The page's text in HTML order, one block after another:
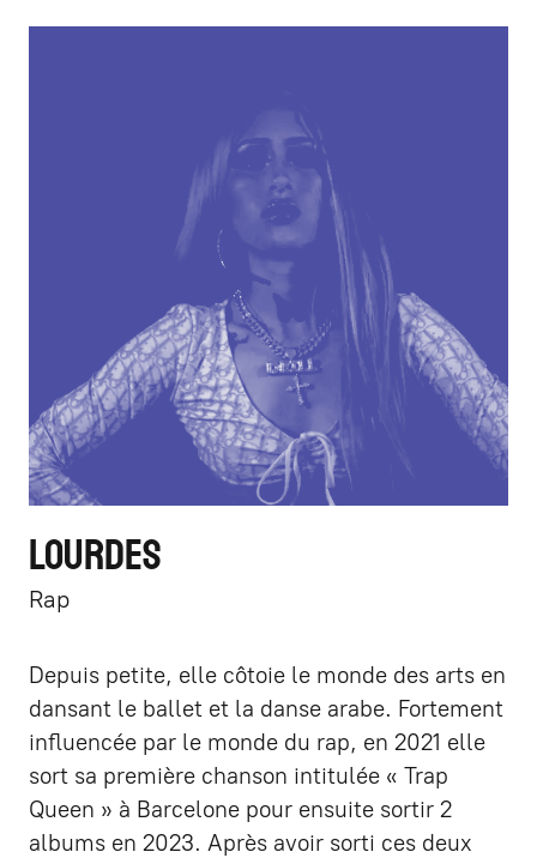
LOURDES
Rap
Depuis petite, elle côtoie le monde des arts en
dansant le ballet et la danse arabe. Fortement
influencée par le monde du rap, en 2021 elle
sort sa première chanson intitulée « Trap
Queen » à Barcelone pour ensuite sortir 2
albums en 2023. Après avoir sorti ces deux